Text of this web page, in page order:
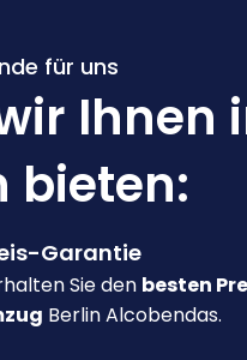
für uns
Ihnen
bieten:
Garantie
Sie den besten
Berlin Alcobendas.